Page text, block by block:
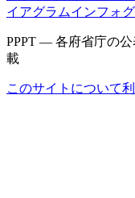
イアグラムインフォ
PPPT — 各府省庁の
載
このサイトについて